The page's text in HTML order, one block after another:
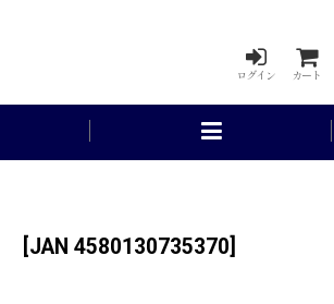
ログイン カート
JAN 4580130735370